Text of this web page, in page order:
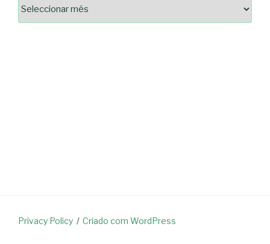
Privacy Policy Criado com WordPress